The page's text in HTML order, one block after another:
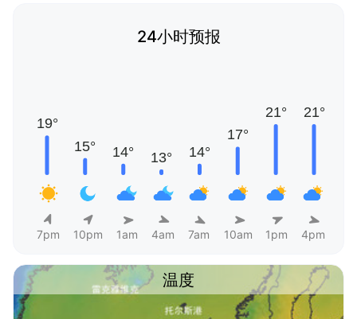
24小时预报
7pm 10pm 1am 4am 7am 10am 1pm 4pm
温度